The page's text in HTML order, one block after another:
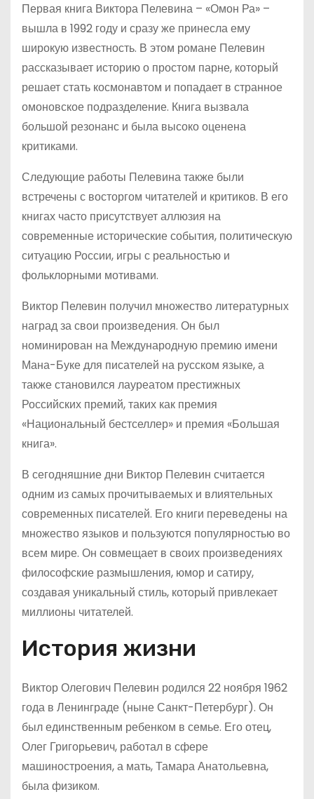
Первая книга Виктора Пелевина – «Омон Ра» –
вышла в 1992 году и сразу же принесла ему
широкую известность. В этом романе Пелевин
рассказывает историю о простом парне, который
решает стать космонавтом и попадает в странное
омоновское подразделение. Книга вызвала
большой резонанс и была высоко оценена
критиками.
Следующие работы Пелевина также были
встречены с восторгом читателей и критиков. В его
книгах часто присутствует аллюзия на
современные исторические события, политическую
ситуацию России, игры с реальностью и
фольклорными мотивами.
Виктор Пелевин получил множество литературных
наград за свои произведения. Он был
номинирован на Международную премию имени
Мана-Буке для писателей на русском языке, а
также становился лауреатом престижных
Российских премий, таких как премия
«Национальный бестселлер» и премия «Большая
книга».
В сегодняшние дни Виктор Пелевин считается
одним из самых прочитываемых и влиятельных
современных писателей. Его книги переведены на
множество языков и пользуются популярностью во
всем мире. Он совмещает в своих произведениях
философские размышления, юмор и сатиру,
создавая уникальный стиль, который привлекает
миллионы читателей.
История жизни
Виктор Олегович Пелевин родился 22 ноября 1962
года в Ленинграде (ныне Санкт-Петербург). Он
был единственным ребенком в семье. Его отец,
Олег Григорьевич, работал в сфере
машиностроения, а мать, Тамара Анатольевна,
была физиком.